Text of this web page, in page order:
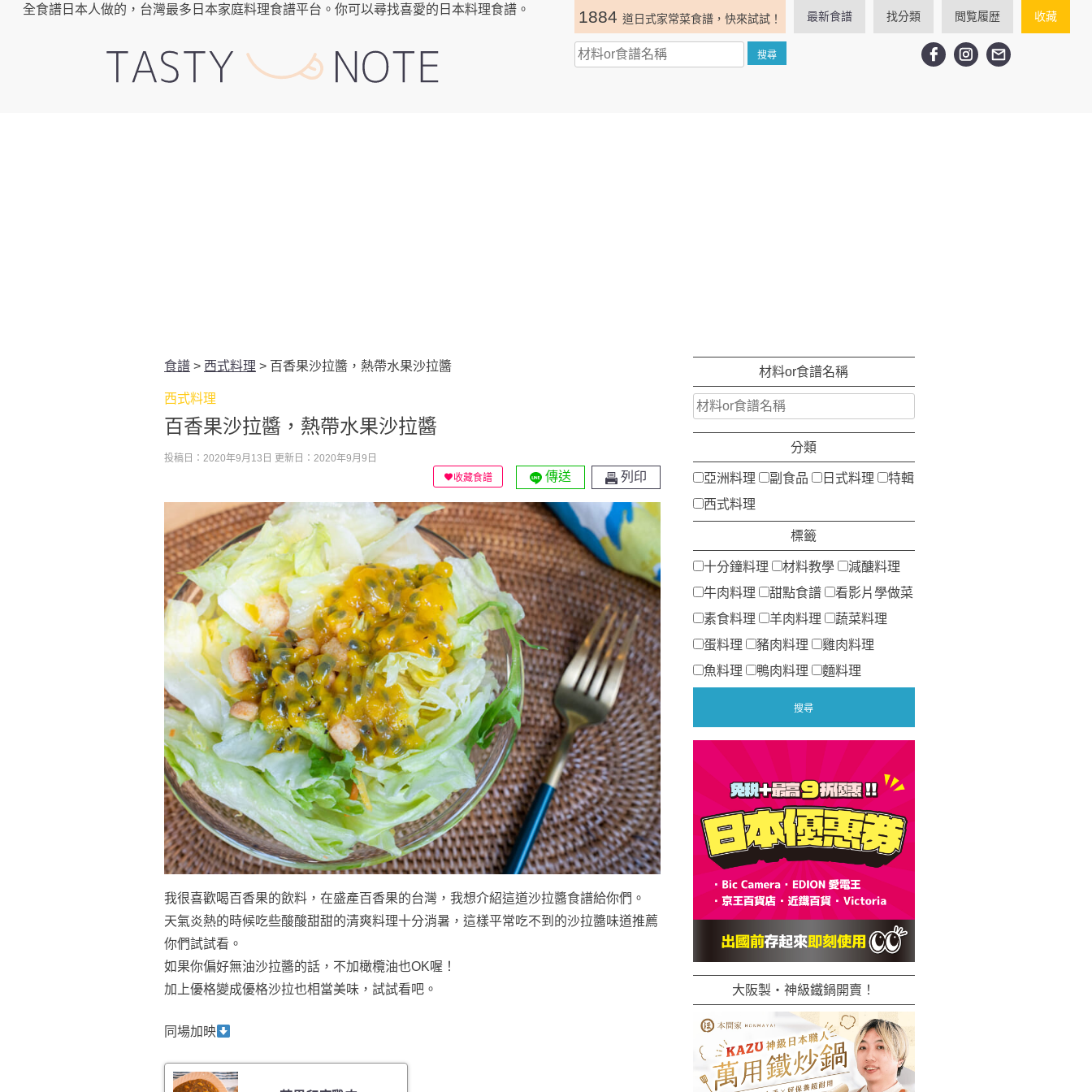
全食譜日本人做的，台灣最多日本家庭料理食譜平台。你可以尋找喜愛的日本料理食譜。 1884 道日式家常菜食譜，快來試試！ 最新食譜 找分類 閲覧履歴 收藏
食譜 > 西式料理 > 百香果沙拉醬，熱帶水果沙拉醬
西式料理
百香果沙拉醬，熱帶水果沙拉醬
投稿日：2020年9月13日 更新日：2020年9月9日
收藏食譜
傳送 列印
我很喜歡喝百香果的飲料，在盛產百香果的台灣，我想介紹這道沙拉醬食譜給你們。
天氣炎熱的時候吃些酸酸甜甜的清爽料理十分消暑，這樣平常吃不到的沙拉醬味道推薦
你們試試看。
如果你偏好無油沙拉醬的話，不加橄欖油也OK喔！
加上優格變成優格沙拉也相當美味，試試看吧。
同場加映
材料or食譜名稱
分類
亞洲料理 副食品 日式料理
特輯
西式料理
標籤
十分鐘料理 材料教學
減醣料理
牛肉料理
甜點食譜
看影片學做菜
素食料理
羊肉料理
蔬菜料理
蛋料理
豬肉料理
雞肉料理
魚料理
鴨肉料理 麵料理
大阪製・神級鐵鍋開賣！